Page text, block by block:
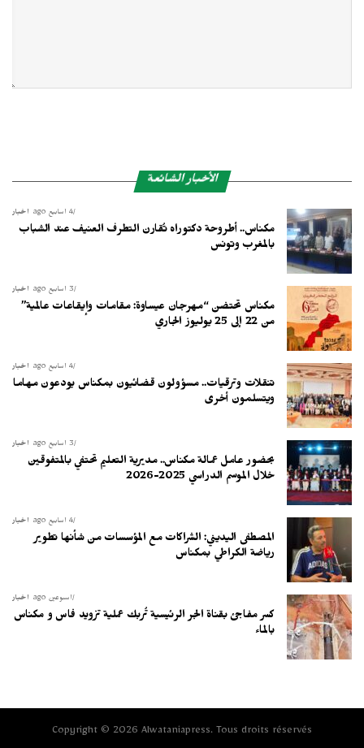
الأخبار الشائعة
أخبار 4 أسابيع ago
مكناس.. أطروحة دكتوراه تُقارن التطرف العنيف عند الشباب
بالمغرب وتونس
أخبار 3 أسابيع ago
مكناس تحتضن “مهرجان عيساوة: مقامات وإيقاعات عالمية”
من 22 إلى 25 يوليوز الجاري
أخبار 4 أسابيع ago
تنقلات وترقيات.. مسؤولون قضائيون بمكناس يودعون مهاما
ويتسلمون أخرى
أخبار 3 أسابيع ago
بحضور عامل عمالة مكناس.. مديرية التعليم تحتفي بالمتفوقين
خلال الموسم الدراسي 2025-2026
أخبار 4 أسابيع ago
المصطفى اليديني: الشراكات مع المؤسسات من شأنها تطوير
رياضة الكراطي بمكناس
أخبار أسبوعين ago
كسر مفاجئ بقناة الجر الرئيسية تُربك عملية تزويد فاس و مكناس
بالماء
Copyright © 2026 Alwataniapress. Tous droits réservés